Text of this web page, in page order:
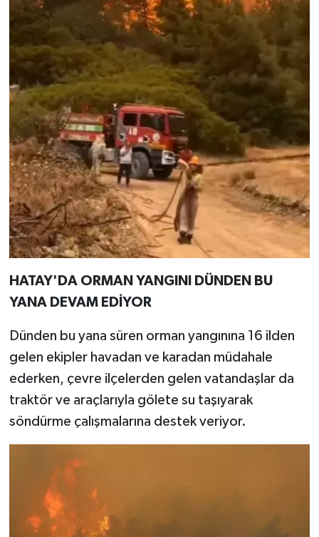
HATAY'DA ORMAN YANGINI DÜNDEN BU
YANA DEVAM EDİYOR
Dünden bu yana süren orman yangınına 16 ilden
gelen ekipler havadan ve karadan müdahale
ederken, çevre ilçelerden gelen vatandaşlar da
traktör ve araçlarıyla gölete su taşıyarak
söndürme çalışmalarına destek veriyor.